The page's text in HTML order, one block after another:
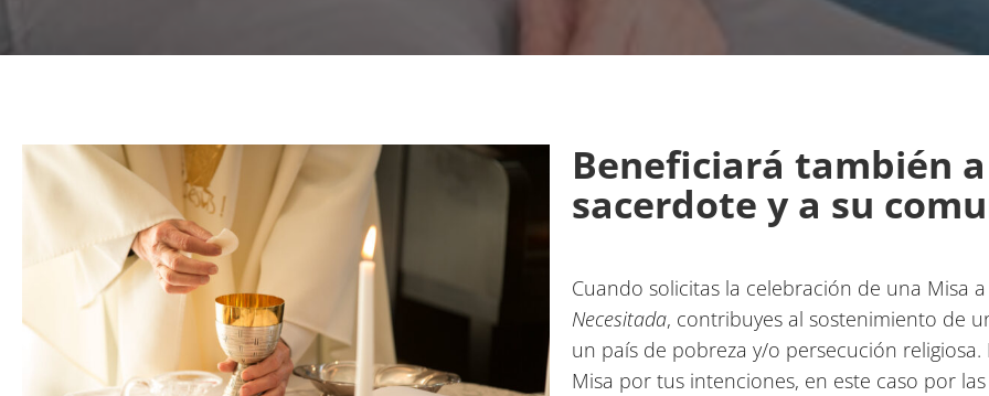
Beneficiará también
sacerdote y a su
Cuando solicitas la celebración de una Misa
Necesitada, contribuyes al sostenimiento de
un país de pobreza y/o persecución religiosa.
Misa por tus intenciones, en este caso por